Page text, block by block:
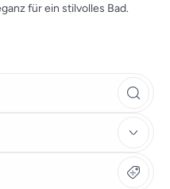
für ein stilvolles Bad.